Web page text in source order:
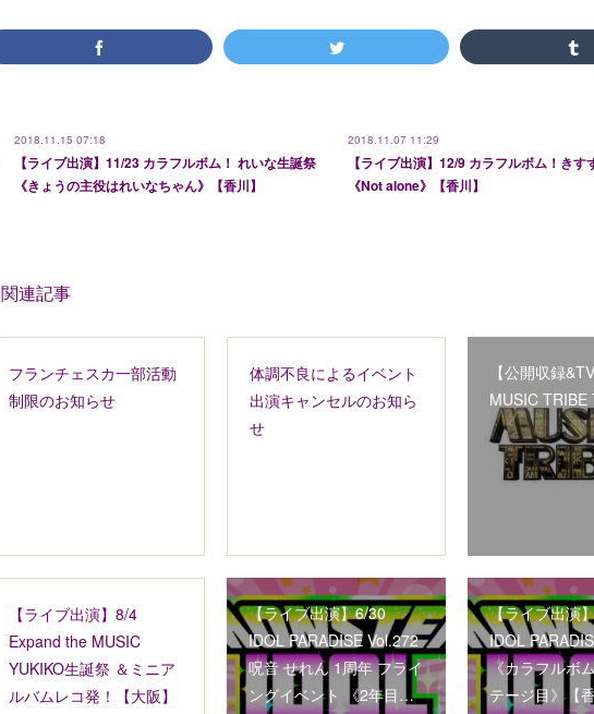
2018.11.15 07:18
【ライブ出演】11/23 カラフルボム！ れいな生誕祭
《きょうの主役はれいなちゃん》【香川】
2018.11.07 11:29
【ライブ出演】12/9 カラフルボム！きす
《Not alone》【香川】
関連記事
フランチェスカ一部活動
制限のお知らせ
体調不良によるイベント
出演キャンセルのお知ら
せ
【公開収録
MUSIC TRIBE
【ライブ出演】8/4
Expand the MUSIC
YUKIKO生誕祭 ＆ミニア
ルバムレコ発！【大阪】
【ライブ出演】6/30
IDOL PARADISE Vol.272
呪音 せれん 1周年 フライ
ングイベント 《2年目…
【ライブ出演
IDOL
《カラフルボ
テージ目》【